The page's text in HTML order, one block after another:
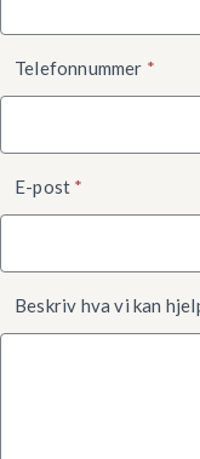
Telefonnummer *
E-post *
Beskriv hva vi kan